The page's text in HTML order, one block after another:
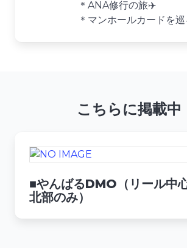
＊ANA修行の旅✈️
＊マンホールカードを
こちらに掲載中
■やんばるDMO（リール中
北部のみ）